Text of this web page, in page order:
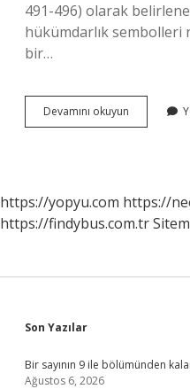
491-496) olarak
hükümdarlık sembolleri
bir…
Devamını okuyun
Bastırmak
https://yopyu.com https://
https://findybus.com.tr
Sidebar
Son Yazılar
Bir sayının 9 ile bölümünden
Ağustos 6, 2026